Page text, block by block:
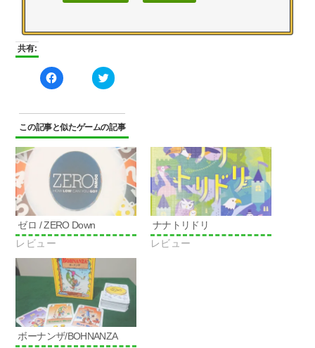
共有:
Facebook
で
る
に
は
リ
ッ
し
て
く
だ
さ
い
(新
し
ィ
ン
ド
ウ
で
開
き
ま
す)
ク
リ
て
Twitter
で
有
(新
ド
ウ
開
す)
この記事と似たゲームの記事
ゼロ / ZERO Down
レビュー
ナナトリドリ
レビュー
ボーナンザ/BOHNANZA